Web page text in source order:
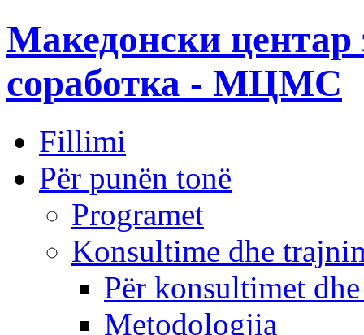
Македонски центар
соработка - МЦМС
Fillimi
Për punën tonë
Programet
Konsultime dhe
Për konsultimet
Metodologjia